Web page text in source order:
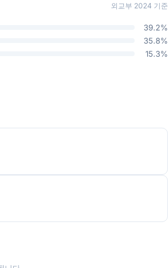
외교부 2024 기준
39.2%
35.8%
15.3%